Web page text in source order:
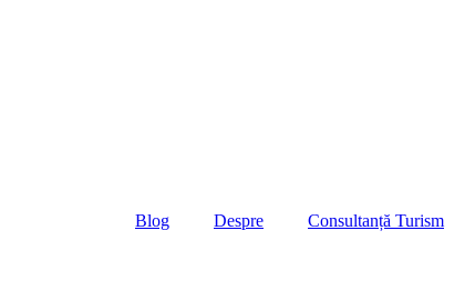
Blog Despre Consultanță Turism